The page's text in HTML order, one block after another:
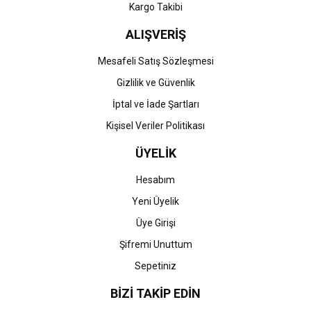
Kargo Takibi
ALIŞVERİŞ
Mesafeli Satış Sözleşmesi
Gizlilik ve Güvenlik
İptal ve İade Şartları
Kişisel Veriler Politikası
ÜYELİK
Hesabım
Yeni Üyelik
Üye Girişi
Şifremi Unuttum
Sepetiniz
BİZİ TAKİP EDİN